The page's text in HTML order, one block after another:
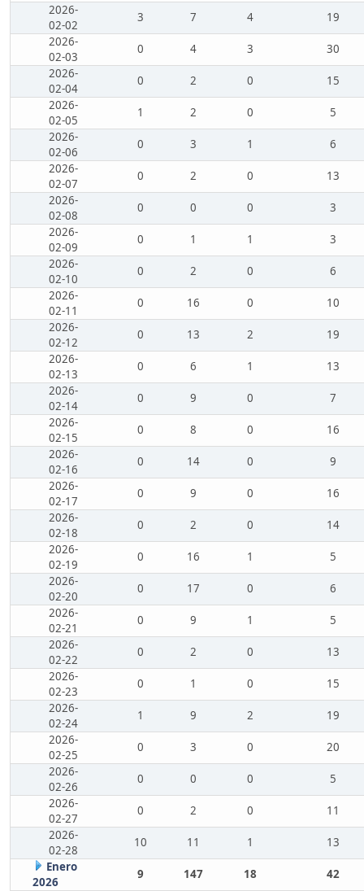
2026-
02-02
3 7 4
19
2026-
02-03
0 4 3
30
2026-
02-04
0 2 0
15
2026-
02-05
1 2 0
5
2026-
02-06
0 3 1
6
2026-
02-07
0 2 0
13
2026-
02-08
0 0 0
3
2026-
02-09
0 1 1
3
2026-
02-10
0 2 0
6
2026-
02-11
0 16 0
10
2026-
02-12
0 13 2
19
2026-
02-13
0 6 1
13
2026-
02-14
0 9 0
7
2026-
02-15
0 8 0
16
2026-
02-16
0 14 0
9
2026-
02-17
0 9 0
16
2026-
02-18
0 2 0
14
2026-
02-19
0 16 1
5
2026-
02-20
0 17 0
6
2026-
02-21
0 9 1
5
2026-
02-22
0 2 0
13
2026-
02-23
0 1 0
15
2026-
02-24
1 9 2
19
2026-
02-25
0 3 0
20
2026-
02-26
0 0 0
5
2026-
02-27
0 2 0
11
2026-
02-28
10 11 1
13
Enero
2026
9 147 18
42